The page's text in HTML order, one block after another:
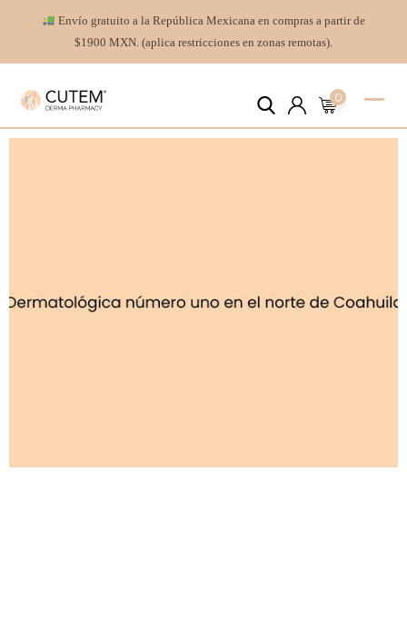
Envío gratuito a la República Mexicana en compras a partir de
$1900 MXN. (aplica restricciones en zonas remotas).
0